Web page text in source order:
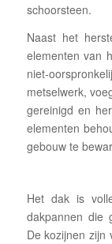
schoorsteen.
Naast het
elementen van
niet-
metselwerk,
gereinigd en
elementen
gebouw te
Het dak is
dakpannen die
De kozijnen zijn